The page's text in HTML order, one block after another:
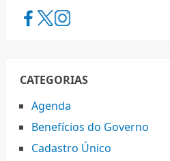
CATEGORIAS
Agenda
Benefícios do Governo
Cadastro Único